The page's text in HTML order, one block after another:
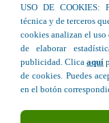
USO DE COOKIES:
técnica y de terceros
cookies analizan el
de elaborar
publicidad. Clica aquí
de cookies. Puedes
en el botón